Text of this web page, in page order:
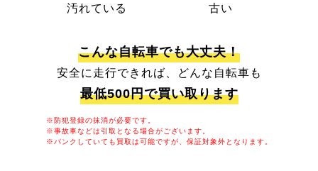
汚れている 古い
こんな自転車でも大丈夫！
安全に走行できれば、どんな自転車も
最低500円で買い取ります
※防犯登録の抹消が必要です。
※事故車などは引取となる場合がございます。
※パンクしていても買取は可能ですが、保証対象外となります。